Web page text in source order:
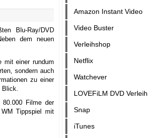
Blu-Ray/DVD
dem neuen
mit einer rundum
sondern auch
zu einer
Blick.
Filme der
Tippspiel mit
Amazon Instant Video
Video Buster
Verleihshop
Netflix
Watchever
LOVEFiLM DVD Verleih
Snap
iTunes